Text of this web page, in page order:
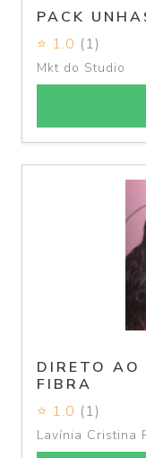
PACK
⭐ 1.0 (1)
Mkt do Studio
DIRETO AO
FIBRA
⭐ 1.0 (1)
Lavínia Cristina